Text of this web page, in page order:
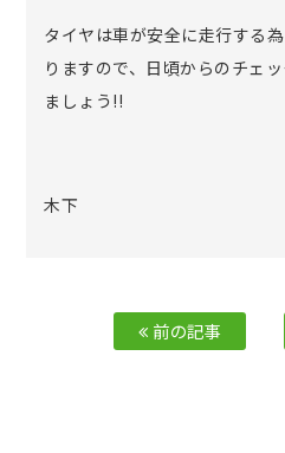
タイヤは車が安全に走行する
りますので、日頃からのチェ
ましょう!!
木下
前の記事